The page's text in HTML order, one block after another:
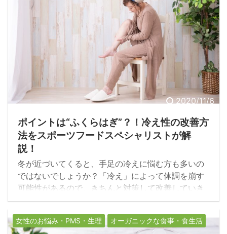
を紹介します。
2020/11/6
ポイントは“ふくらはぎ”？！冷え性の改善方
法をスポーツフードスペシャリストが解
説！
冬が近づいてくると、手足の冷えに悩む方も多いの
ではないでしょうか？「冷え」によって体調を崩す
可能性があるので、きちんと対策して改善していき
たいものです。しかし、冷えから守るためには具体
的にどのような対策をとれば良いのかわからない方
も多いようです。そこで、今回は冷え症を改善する
女性のお悩み・PMS・生理 オーガニックな食事・食生活